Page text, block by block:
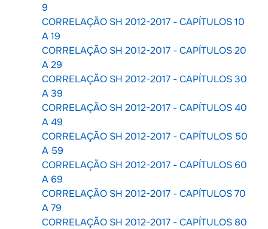
9
CORRELAÇÃO SH 2012-2017 - CAPÍTULOS 10
A 19
CORRELAÇÃO SH 2012-2017 - CAPÍTULOS 20
A 29
CORRELAÇÃO SH 2012-2017 - CAPÍTULOS 30
A 39
CORRELAÇÃO SH 2012-2017 - CAPÍTULOS 40
A 49
CORRELAÇÃO SH 2012-2017 - CAPÍTULOS 50
A 59
CORRELAÇÃO SH 2012-2017 - CAPÍTULOS 60
A 69
CORRELAÇÃO SH 2012-2017 - CAPÍTULOS 70
A 79
CORRELAÇÃO SH 2012-2017 - CAPÍTULOS 80